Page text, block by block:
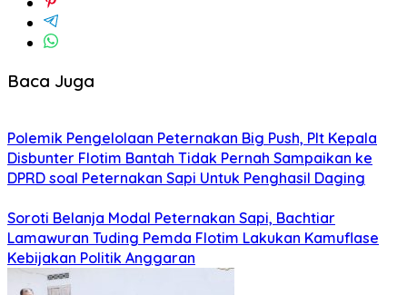
Baca Juga
Polemik Pengelolaan Peternakan Big Push, Plt Kepala
Disbunter Flotim Bantah Tidak Pernah Sampaikan ke
DPRD soal Peternakan Sapi Untuk Penghasil Daging
Soroti Belanja Modal Peternakan Sapi, Bachtiar
Lamawuran Tuding Pemda Flotim Lakukan Kamuflase
Kebijakan Politik Anggaran